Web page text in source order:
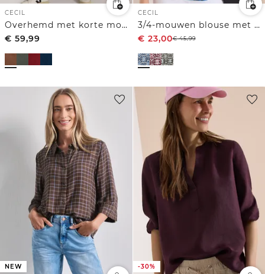
CECIL
Overhemd met korte mouwen in effen kleur
€ 59,99
CECIL
3/4-mouwen blouse met grafisch patroon
€ 23,00€45,99
NEW -30%